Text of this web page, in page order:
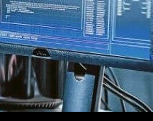
Administrateur Cloud &
Sécurité
Analyste
Threat Hunting
Réponse aux